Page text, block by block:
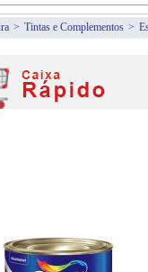
> Tintas e Complementos >